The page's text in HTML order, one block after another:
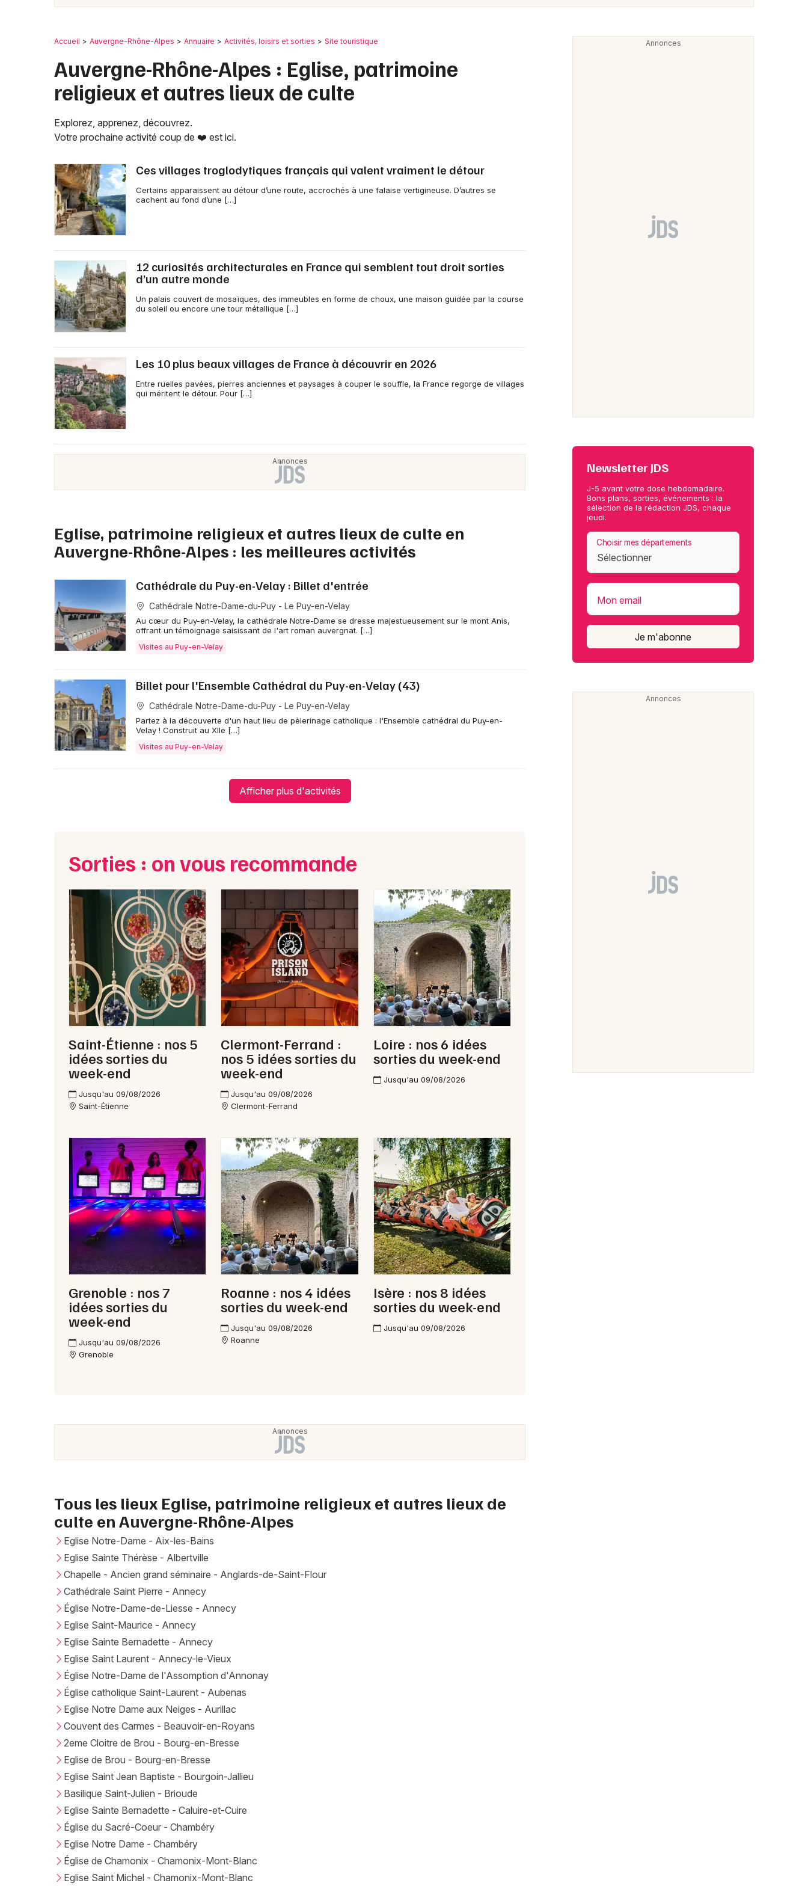
Sports
Soirées
Sorties & loisirs
Newsletter des sorties
Artistes en tournée
Actus en Auvergne-Rhône-Alpes
Je m'abonne
Mulhouse
Nice
Toutes les villes
Accueil Auvergne-Rhône-Alpes Annuaire Activités, loisirs et sorties Site touristique
Auvergne-Rhône-Alpes : Eglise, patrimoine
religieux et autres lieux de culte
Explorez, apprenez, découvrez.
Votre prochaine activité coup de ❤️ est ici.
Ces villages troglodytiques français qui valent vraiment le détour
Certains apparaissent au détour d’une route, accrochés à une falaise vertigineuse. D’autres se
cachent au fond d’une […]
12 curiosités architecturales en France qui semblent tout droit sorties
d’un autre monde
Un palais couvert de mosaïques, des immeubles en forme de choux, une maison guidée par la course
du soleil ou encore une tour métallique […]
Les 10 plus beaux villages de France à découvrir en 2026
Entre ruelles pavées, pierres anciennes et paysages à couper le souffle, la France regorge de villages
qui méritent le détour. Pour […]
Eglise, patrimoine religieux et autres lieux de culte en
Auvergne-Rhône-Alpes : les meilleures activités
Cathédrale du Puy-en-Velay : Billet d'entrée
Cathédrale Notre-Dame-du-Puy - Le Puy-en-Velay
Au cœur du Puy-en-Velay, la cathédrale Notre-Dame se dresse majestueusement sur le mont Anis,
offrant un témoignage saisissant de l'art roman auvergnat. […]
Visites au Puy-en-Velay
Billet pour l'Ensemble Cathédral du Puy-en-Velay (43)
Cathédrale Notre-Dame-du-Puy - Le Puy-en-Velay
Partez à la découverte d'un haut lieu de pèlerinage catholique : l'Ensemble cathédral du Puy-en-
Velay ! Construit au XIIe […]
Visites au Puy-en-Velay
Afficher plus d'activités
Sorties : on vous recommande
Saint-Étienne : nos 5
idées sorties du
week-end
Jusqu'au 09/08/2026
Saint-Étienne
Clermont-Ferrand :
nos 5 idées sorties du
week-end
Jusqu'au 09/08/2026
Clermont-Ferrand
Loire : nos 6 idées
sorties du week-end
Jusqu'au 09/08/2026
Grenoble : nos 7
idées sorties du
week-end
Jusqu'au 09/08/2026
Grenoble
Roanne : nos 4 idées
sorties du week-end
Jusqu'au 09/08/2026
Roanne
Isère : nos 8 idées
sorties du week-end
Jusqu'au 09/08/2026
Tous les lieux Eglise, patrimoine religieux et autres lieux de
culte en Auvergne-Rhône-Alpes
Eglise Notre-Dame - Aix-les-Bains
Eglise Sainte Thérèse - Albertville
Chapelle - Ancien grand séminaire - Anglards-de-Saint-Flour
Cathédrale Saint Pierre - Annecy
Église Notre-Dame-de-Liesse - Annecy
Eglise Saint-Maurice - Annecy
Eglise Sainte Bernadette - Annecy
Eglise Saint Laurent - Annecy-le-Vieux
Église Notre-Dame de l'Assomption d'Annonay
Église catholique Saint-Laurent - Aubenas
Eglise Notre Dame aux Neiges - Aurillac
Couvent des Carmes - Beauvoir-en-Royans
2eme Cloitre de Brou - Bourg-en-Bresse
Eglise de Brou - Bourg-en-Bresse
Eglise Saint Jean Baptiste - Bourgoin-Jallieu
Basilique Saint-Julien - Brioude
Eglise Sainte Bernadette - Caluire-et-Cuire
Église du Sacré-Coeur - Chambéry
Eglise Notre Dame - Chambéry
Église de Chamonix - Chamonix-Mont-Blanc
Eglise Saint Michel - Chamonix-Mont-Blanc
Newsletter JDS
J-5 avant votre dose hebdomadaire.
Bons plans, sorties, événements : la
sélection de la rédaction JDS, chaque
jeudi.
Choisir mes départements
Mon email
Je m'abonne